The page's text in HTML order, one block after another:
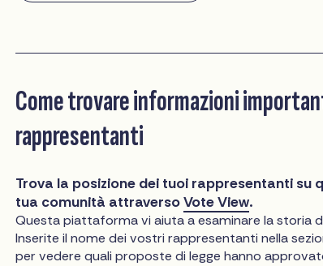
Come trovare informazioni
rappresentanti
Trova la posizione dei tuoi rappresentanti su
tua comunità attraversoVote View.
Questa piattaforma vi aiuta a esaminare la storia
Inserite il nome dei vostri rappresentanti nella
per vedere quali proposte di legge hanno